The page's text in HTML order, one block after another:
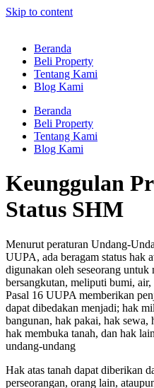
Skip to content
Beranda
Beli Property
Tentang Kami
Blog Kami
Beranda
Beli Property
Tentang Kami
Blog Kami
Keunggulan
Status SHM
Menurut peraturan Undang-
UUPA, ada beragam status hak
digunakan oleh seseorang untuk
bersangkutan, meliputi bumi,
Pasal 16 UUPA memberikan
dapat dibedakan menjadi; hak
bangunan, hak pakai, hak sewa,
hak membuka tanah, dan hak
undang-undang
Hak atas tanah dapat diberikan
perseorangan, orang lain,